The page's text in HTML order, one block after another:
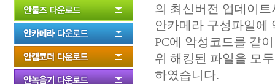
의 최신버전 업데이
안카메라 구성파일에
PC에 악성코드를 같
위 해킹된 파일을 모
하였습니다.